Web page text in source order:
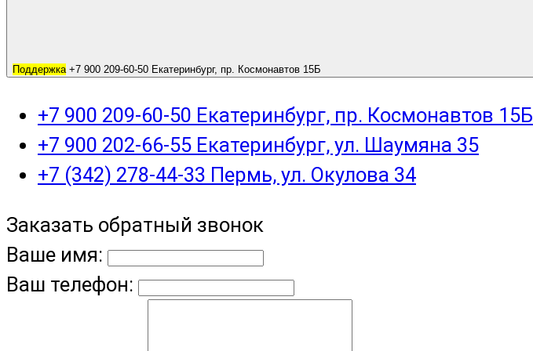
Поддержка +7 900 209-60-50 Екатеринбург, пр. Космонавтов 15Б
+7 900 209-60-50 Екатеринбург, пр. Космонавтов 15Б
+7 900 202-66-55 Екатеринбург, ул. Шаумяна 35
+7 (342) 278-44-33 Пермь, ул. Окулова 34
Заказать обратный звонок
Ваше имя:
Ваш телефон: